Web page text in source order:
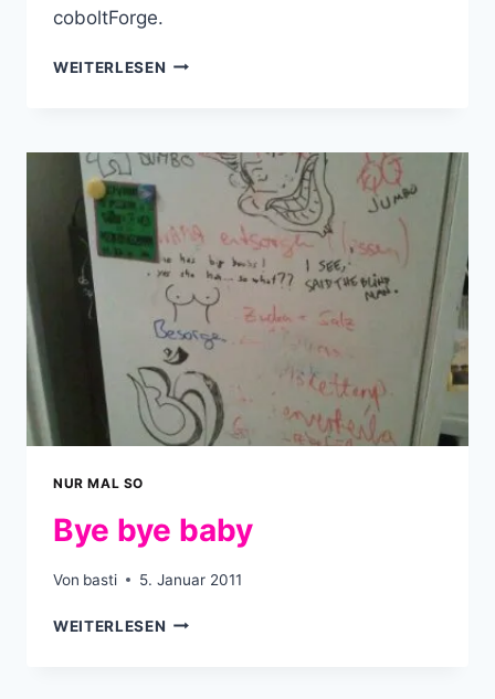
coboltForge.
WEITERLESEN COBOLTFORGE
NUR MAL SO
Bye bye baby
Von basti 5. Januar 2011
WEITERLESEN BYE